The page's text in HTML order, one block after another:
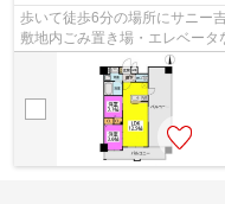
歩いて徒歩6分の場所にサニー
敷地内ごみ置き場・エレベー
目立つ外観と洗練された設計の